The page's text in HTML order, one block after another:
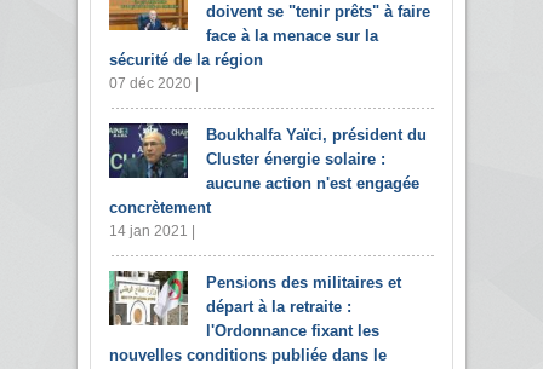
doivent se "tenir prêts" à faire
face à la menace sur la
sécurité de la région
07 déc 2020 |
Boukhalfa Yaïci, président du
Cluster énergie solaire :
aucune action n'est engagée
concrètement
14 jan 2021 |
Pensions des militaires et
départ à la retraite :
l'Ordonnance fixant les
nouvelles conditions publiée dans le